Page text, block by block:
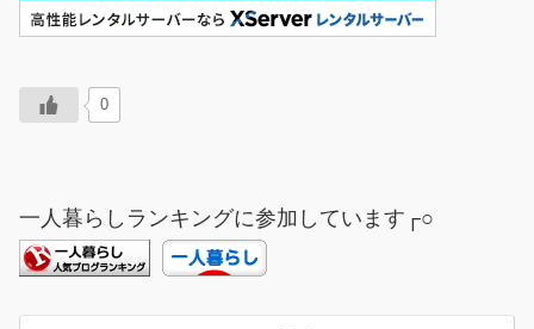
0
一人暮らしランキングに参加しています┌○